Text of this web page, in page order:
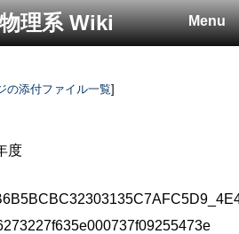
Menu
理系 Wiki
の添付ファイル一覧]
度